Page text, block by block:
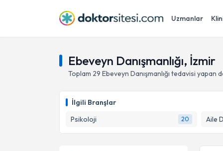
Uzmanlar
Ebeveyn Danışmanlığı, İzmir
Toplam 29 Ebeveyn Danışmanlığı tedavisi yapan
İlgili Branşlar
Psikoloji
20 Aile